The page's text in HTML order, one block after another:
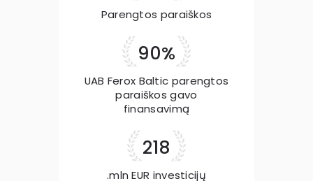
Parengtos paraiškos
90%
UAB Ferox Baltic parengtos
paraiškos gavo
finansavimą
218
.mln EUR investicijų